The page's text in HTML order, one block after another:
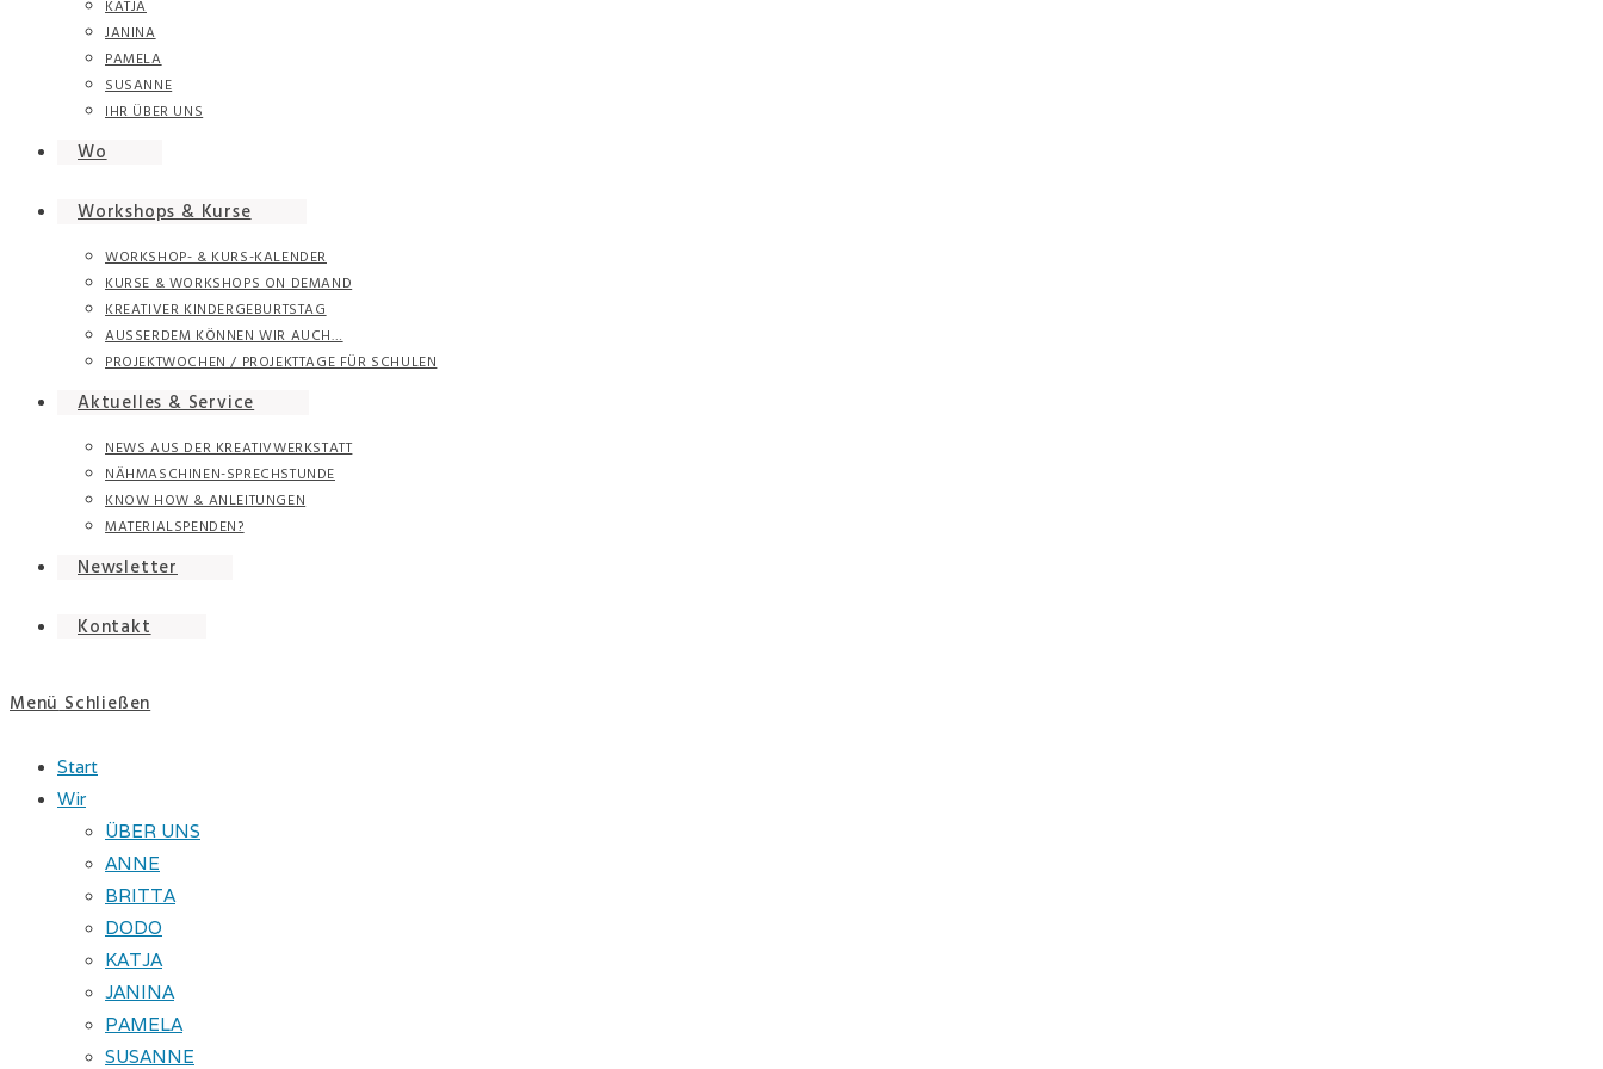
KATJA
JANINA
PAMELA
SUSANNE
IHR ÜBER UNS
Wo
Workshops & Kurse
WORKSHOP- & KURS-KALENDER
KURSE & WORKSHOPS ON DEMAND
KREATIVER KINDERGEBURTSTAG
AUSSERDEM KÖNNEN WIR AUCH…
PROJEKTWOCHEN / PROJEKTTAGE FÜR SCHULEN
Aktuelles & Service
NEWS AUS DER KREATIVWERKSTATT
NÄHMASCHINEN-SPRECHSTUNDE
KNOW HOW & ANLEITUNGEN
MATERIALSPENDEN?
Newsletter
Kontakt
Menü Schließen
Start
Wir
ÜBER UNS
ANNE
BRITTA
DODO
KATJA
JANINA
PAMELA
SUSANNE